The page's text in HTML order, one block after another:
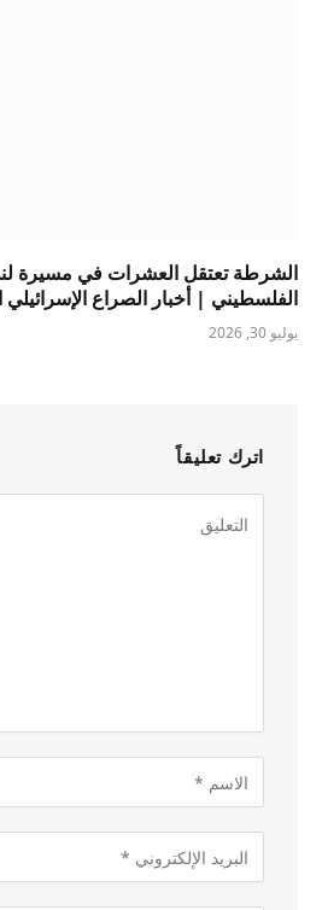
الشرطة تعتقل العشرات في مسيرة
الفلسطيني | أخبار الصراع
يوليو 30, 2026
اترك تعليقاً